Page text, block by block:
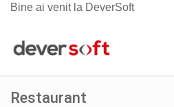
Bine ai venit la DeverSoft
Restaurant